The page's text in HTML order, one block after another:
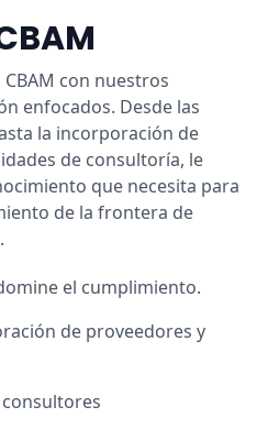
con nuestros
enfocados. Desde las
la incorporación de
de consultoría, le
que necesita para
de la frontera de
el cumplimiento.
de proveedores y